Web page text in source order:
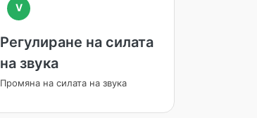
V
Регулиране на силата
на звука
Промяна на силата на звука